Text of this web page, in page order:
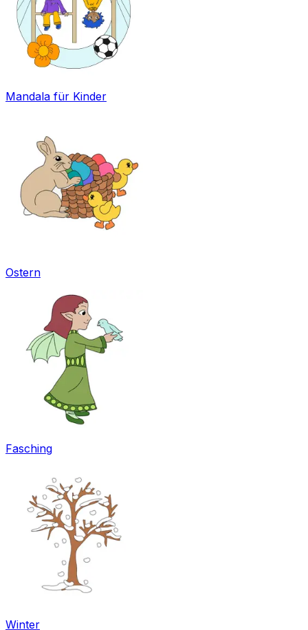
Mandala für Kinder
Ostern
Fasching
Winter